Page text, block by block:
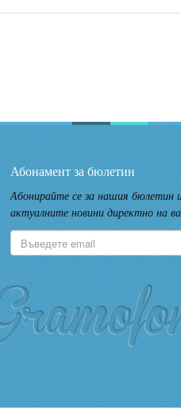
Абонамент за бюлетин
Абонирайте се за нашия бюлетин
актуалните новини директно на